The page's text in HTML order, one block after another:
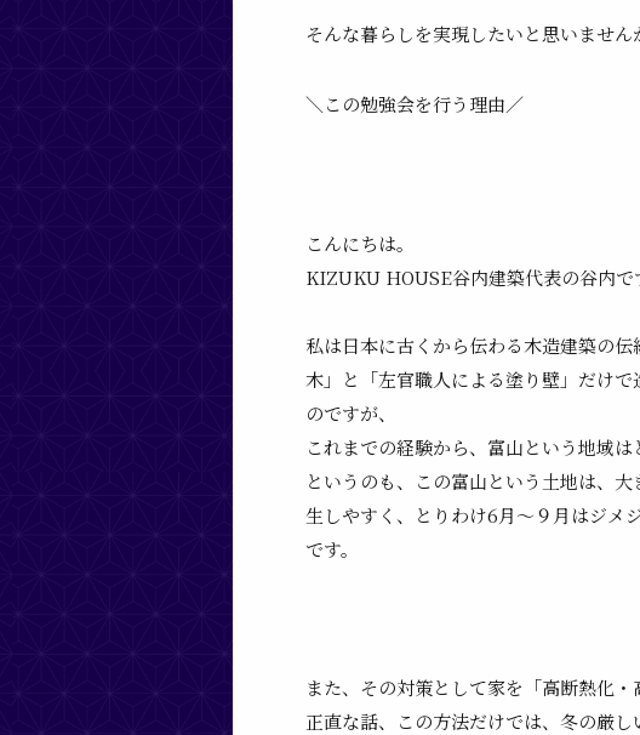
そんな暮らしを実現したいと思いません
＼この勉強会を行う理由／
こんにちは。
KIZUKU HOUSE谷内建築代表の谷内で
私は日本に古くから伝わる木造建築の
木」
と 「左官職人による塗り壁」 だけで
のですが、
これまでの経験から、 富山という地域
というのも、この富山という土地は、
生しやすく、とりわけ6月〜９月はジメ
です。
また、その対策として家を 「高断熱化・
正直な話、この方法だけでは、冬の厳し